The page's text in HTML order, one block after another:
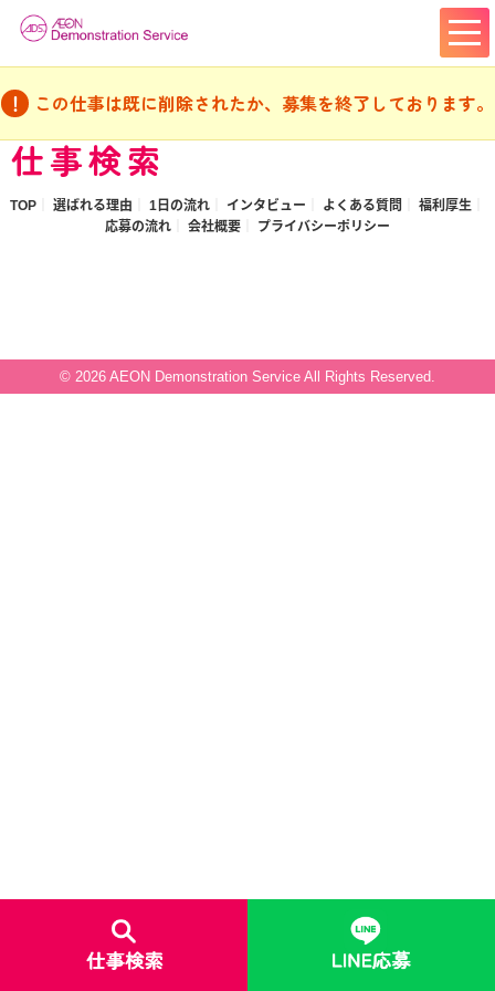
仕事検索
この仕事は既に削除されたか、募集を終了しております。
TOP 選ばれる理由 1日の流れ インタビュー よくある質問
福利厚生
応募の流れ
会社概要 プライバシーポリシー
© 2026 AEON Demonstration Service All Rights Reserved.